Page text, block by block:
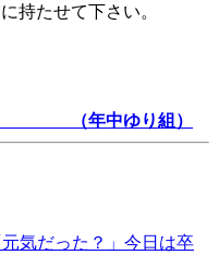
持たせて下さい。
。 （年中ゆり組）
元気だった？」今日は卒